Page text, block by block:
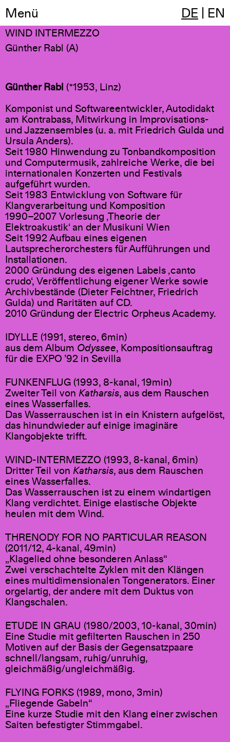
Menü DE EN
00:00
WIND INTERMEZZO
Günther Rabl (A)
Günther Rabl (*1953, Linz)
Komponist und Softwareentwickler, Autodidakt
am Kontrabass, Mitwirkung in Improvisations-
und Jazzensembles (u. a. mit Friedrich Gulda und
Ursula Anders).
Seit 1980 Hinwendung zu Tonbandkomposition
und Computermusik, zahlreiche Werke, die bei
internationalen Konzerten und Festivals
aufgeführt wurden.
Seit 1983 Entwicklung von Software für
Klangverarbeitung und Komposition
1990–2007 Vorlesung ‚Theorie der
Elektroakustik‘ an der Musikuni Wien
Seit 1992 Aufbau eines eigenen
Lautsprecherorchesters für Aufführungen und
Installationen.
2000 Gründung des eigenen Labels ‚canto
crudo‘, Veröffentlichung eigener Werke sowie
Archivbestände (Dieter Feichtner, Friedrich
Gulda) und Raritäten auf CD.
2010 Gründung der Electric Orpheus Academy.
IDYLLE (1991, stereo, 6min)
aus dem Album Odyssee, Kompositionsauftrag
für die EXPO ’92 in Sevilla
FUNKENFLUG (1993, 8-kanal, 19min)
Zweiter Teil von Katharsis, aus dem Rauschen
eines Wasserfalles.
Das Wasserrauschen ist in ein Knistern aufgelöst,
das hinundwieder auf einige imaginäre
Klangobjekte trifft.
WIND-INTERMEZZO (1993, 8-kanal, 6min)
Dritter Teil von Katharsis, aus dem Rauschen
eines Wasserfalles.
Das Wasserrauschen ist zu einem windartigen
Klang verdichtet. Einige elastische Objekte
heulen mit dem Wind.
THRENODY FOR NO PARTICULAR REASON
(2011/12, 4-kanal, 49min)
„Klagelied ohne besonderen Anlass“
Zwei verschachtelte Zyklen mit den Klängen
eines multidimensionalen Tongenerators. Einer
orgelartig, der andere mit dem Duktus von
Klangschalen.
ETUDE IN GRAU (1980/2003, 10-kanal, 30min)
Eine Studie mit gefilterten Rauschen in 250
Motiven auf der Basis der Gegensatzpaare
schnell/langsam, ruhig/unruhig,
gleichmäßig/ungleichmäßig.
FLYING FORKS (1989, mono, 3min)
„Fliegende Gabeln“
Eine kurze Studie mit den Klang einer zwischen
Saiten befestigter Stimmgabel.